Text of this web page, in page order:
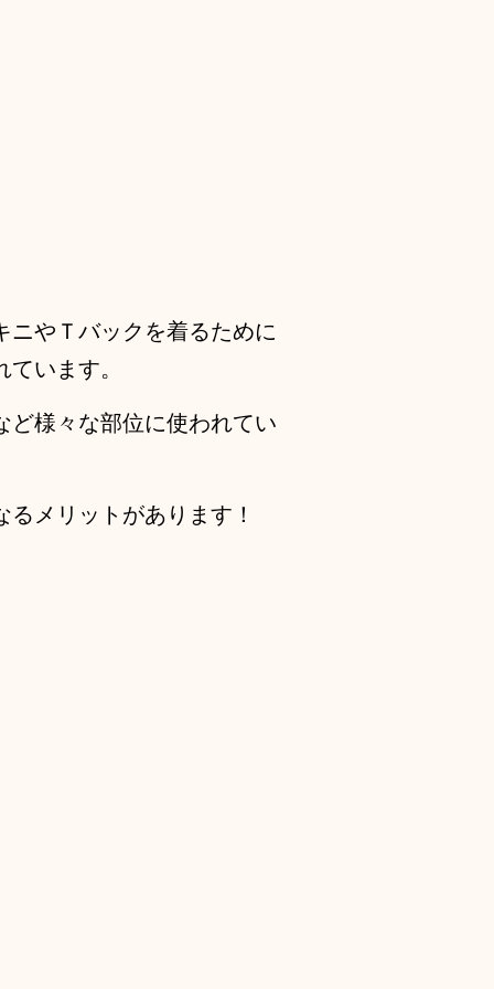
ニやＴバックを着るために
います。
ど様々な部位に使われてい
メリットがあります！